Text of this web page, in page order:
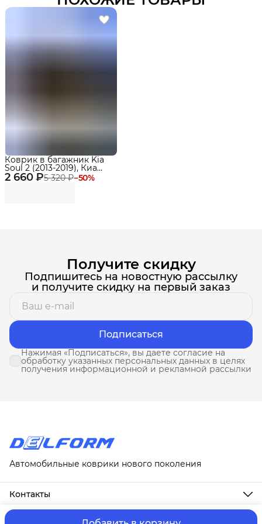
2 660 ₽5 320 ₽−50%
Коврик в багажник Kia
Soul 2 (2013-2019), Киа
Соул 2 EVA 3D
Получите скидку
Подпишитесь на новостную рассылку
и получите скидку на первый заказ
Подписаться
Нажимая «Подписаться», вы даете согласие на
обработку указанных персональных данных в целях
получения информационной и рекламной рассылки
Автомобильные коврики нового поколения
Контакты
Адрес
г. Москва, ул. Новослободская, д. 20, 1А